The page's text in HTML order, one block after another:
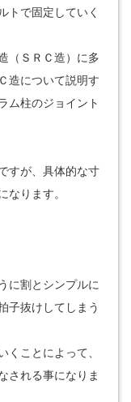
トで固定していく
（ＳＲＣ造）に多
造について説明す
ム柱のジョイント
すが、具体的な寸
なります。
に割とシンプルに
子抜けしてしまう
くことによって、
される事になりま